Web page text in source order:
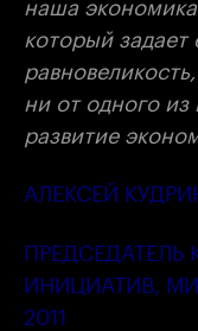
который задает
ни от одного
развитие
АЛЕКСЕЙ
ИНИЦИАТИВ,
2011